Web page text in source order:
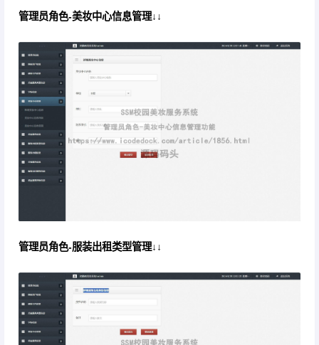
管理员角色-美妆中心信息管理↓↓
管理员角色-服装出租类型管理↓↓